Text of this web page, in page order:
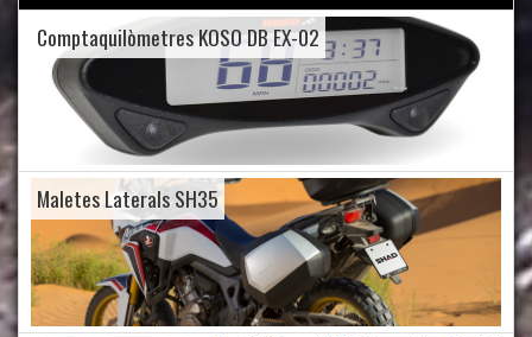
Comptaquilòmetres KOSO DB EX-02
Maletes Laterals SH35